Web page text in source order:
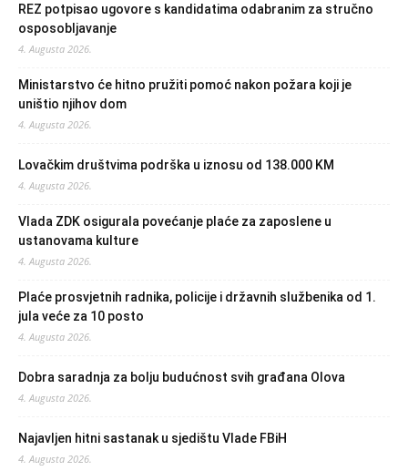
REZ potpisao ugovore s kandidatima odabranim za stručno
osposobljavanje
4. Augusta 2026.
Ministarstvo će hitno pružiti pomoć nakon požara koji je
uništio njihov dom
4. Augusta 2026.
Lovačkim društvima podrška u iznosu od 138.000 KM
4. Augusta 2026.
Vlada ZDK osigurala povećanje plaće za zaposlene u
ustanovama kulture
4. Augusta 2026.
Plaće prosvjetnih radnika, policije i državnih službenika od 1.
jula veće za 10 posto
4. Augusta 2026.
Dobra saradnja za bolju budućnost svih građana Olova
4. Augusta 2026.
Najavljen hitni sastanak u sjedištu Vlade FBiH
4. Augusta 2026.